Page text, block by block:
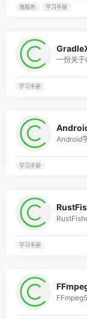
微服务 学习手册
一份关
学习手册
学习手册
学习手册